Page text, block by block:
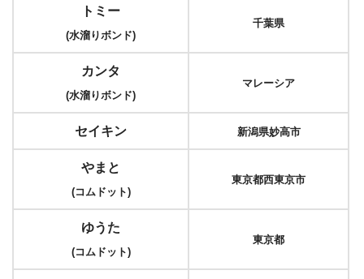
トミー
(水溜りボンド)
千葉県
カンタ
(水溜りボンド)
マレーシア
セイキン 新潟県妙高市
やまと
(コムドット)
東京都西東京市
ゆうた
(コムドット)
東京都